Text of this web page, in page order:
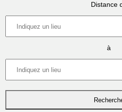
Distance
à